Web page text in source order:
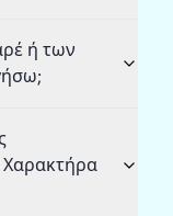
ή των
Χαρακτήρα